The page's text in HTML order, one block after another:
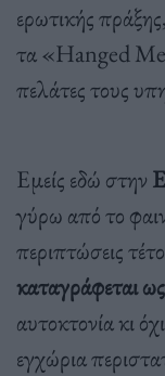
ερωτικής
τα «Hanged
πελάτες τους
Εμείς εδώ στην
γύρω από το
περιπτώσεις
καταγράφεται
αυτοκτονία κι
εγχώρια